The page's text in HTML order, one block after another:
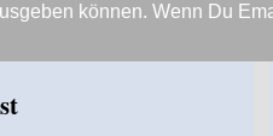
können. Wenn Du